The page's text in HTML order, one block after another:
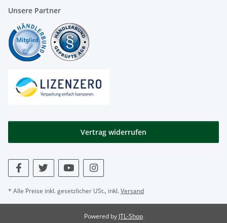
Unsere Partner
Vertrag widerrufen
* Alle Preise inkl. gesetzlicher USt., inkl.Versand
Powered by JTL-Shop